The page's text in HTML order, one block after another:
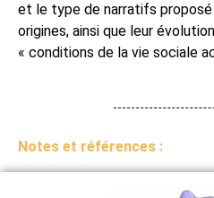
et le type de narratifs
origines, ainsi que leur
« conditions de la vie sociale
Notes et références :